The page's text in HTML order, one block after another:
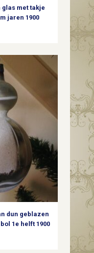
met takje
jaren 1900
dun geblazen
1e helft 1900